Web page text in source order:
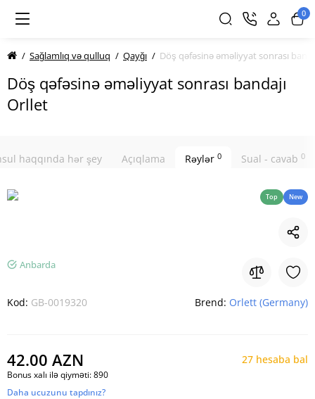
0
Sağlamlıq və qulluq Qayğı Döş qəfəsinə əməliyyat sonrası
Döş qəfəsinə əməliyyat sonrası bandajı
Orllet
haqqında hər şey Açıqlama Rəylər 0 Sual - cavab 0
Top New
Anbarda
Kod: GB-0019320 Brend: Orlett (Germany)
42.00 AZN
Bonus xalı ilə qiyməti:890
Daha ucuzunu tapdınız?
27 hesaba bal